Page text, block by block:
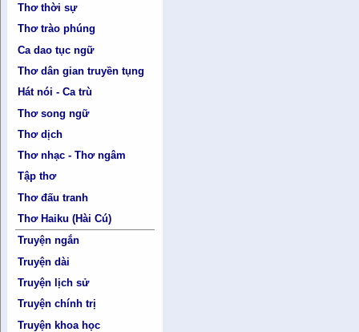
Thơ thời sự
Thơ trào phúng
Ca dao tục ngữ
Thơ dân gian truyền tụng
Hát nói - Ca trù
Thơ song ngữ
Thơ dịch
Thơ nhạc - Thơ ngâm
Tập thơ
Thơ đấu tranh
Thơ Haiku (Hài Cú)
Truyện ngắn
Truyện dài
Truyện lịch sử
Truyện chính trị
Truyện khoa học